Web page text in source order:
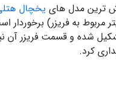
ترین مدل های یخچال
که از گنجایش کلی 81 لیتر (70 لیتر مربوط به یخچال و 11 لیتر
شده و قسمت فریزر آن
کرد.